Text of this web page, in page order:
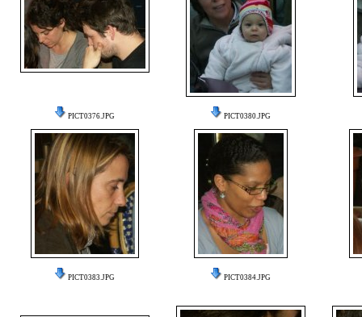
PICT0376.JPG PICT0380.JPG
PICT0383.JPG PICT0384.JPG